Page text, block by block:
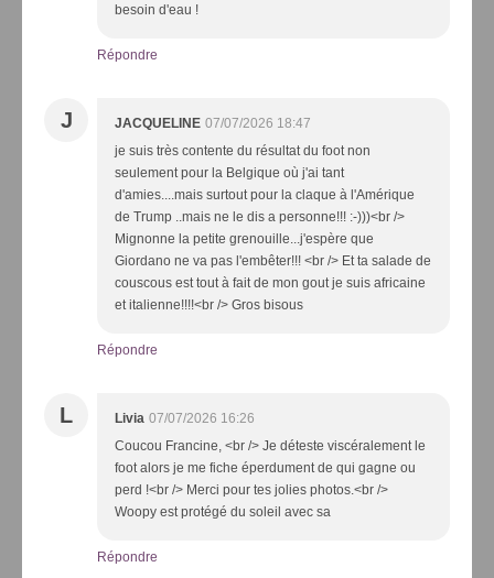
besoin d'eau !
Répondre
J JACQUELINE 07/07/2026 18:47
je suis très contente du résultat du foot non
seulement pour la Belgique où j'ai tant
d'amies....mais surtout pour la claque à l'Amérique
de Trump ..mais ne le dis a personne!!! :-)))<br />
Mignonne la petite grenouille...j'espère que
Giordano ne va pas l'embêter!!! <br /> Et ta salade de
couscous est tout à fait de mon gout je suis africaine
et italienne!!!!<br /> Gros bisous
Répondre
L Livia 07/07/2026 16:26
Coucou Francine, <br /> Je déteste viscéralement le
foot alors je me fiche éperdument de qui gagne ou
perd !<br /> Merci pour tes jolies photos.<br />
Woopy est protégé du soleil avec sa
Répondre